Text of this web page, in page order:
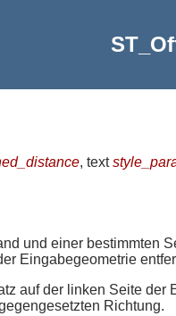
, text
und einer bestimmten
Eingabegeometrie
auf der linken Seite
Richtung.